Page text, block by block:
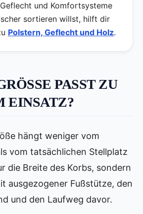
und Komfortsysteme
sortieren willst, hilft dir
Polstern, Geflecht und Holz.
PASST ZU W
hängt weniger vom
vom tatsächlichen Stellplatz
die Breite des Korbs, sondern
ausgezogener Fußstütze, den
und den Laufweg davor.